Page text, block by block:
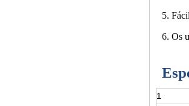
5.
6. Os
1